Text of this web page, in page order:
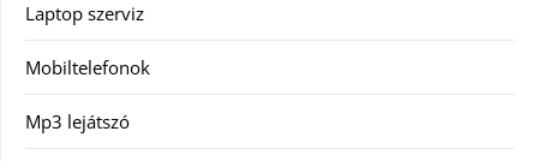
Laptop szerviz
Mobiltelefonok
Mp3 lejátszó